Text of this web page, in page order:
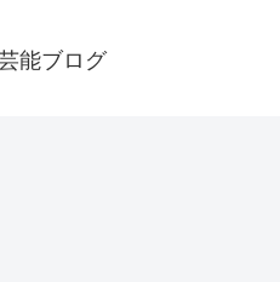
能ブログ